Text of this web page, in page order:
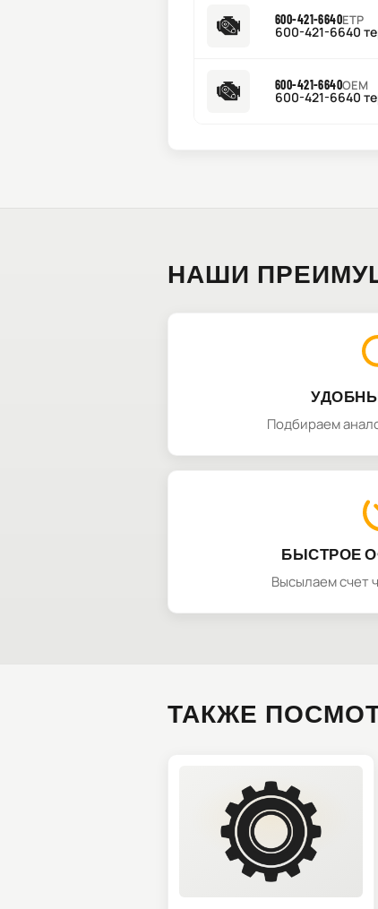
600-421-6640ETP
600-421-6640
600-421-6640OEM
600-421-6640
НАШИ
Подбираем
БЫСТРОЕ
Высылаем счет
ТАКЖЕ